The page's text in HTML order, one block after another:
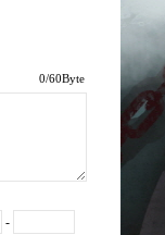
/60Byte
-